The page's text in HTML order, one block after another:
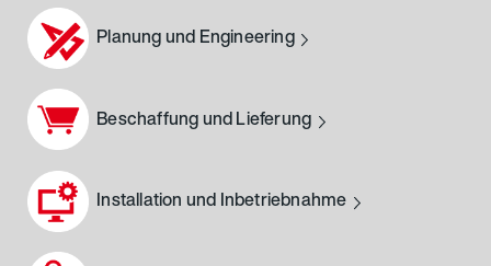
Planung und Engineering
Beschaffung und Lieferung
Installation und Inbetriebnahme